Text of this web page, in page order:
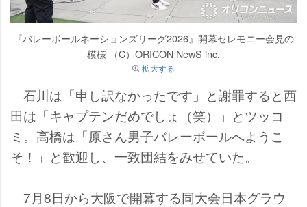
『バレーボールネーションズリーグ2026』開幕セレモニー会見の
模様 （C）ORICON NewS inc.
拡大する
石川は「申し訳なかったです」と謝罪すると西
田は「キャプテンだめでしょ（笑）」とツッコ
ミ。高橋は「原さん男子バレーボールへようこ
そ！」と歓迎し、一致団結をみせていた。
7月8日から大阪で開幕する同大会日本グラウ